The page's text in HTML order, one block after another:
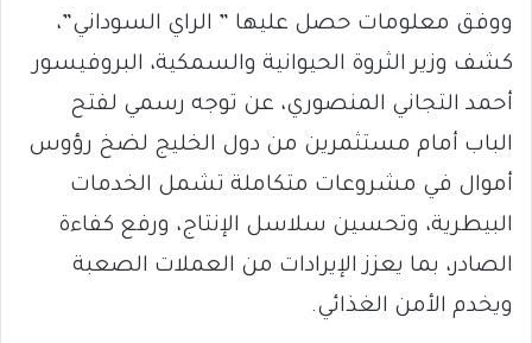
ووفق معلومات حصل عليها ” الراي السوداني”،
كشف وزير الثروة الحيوانية والسمكية، البروفيسور
أحمد التجاني المنصوري، عن توجه رسمي لفتح
الباب أمام مستثمرين من دول الخليج لضخ رؤوس
أموال في مشروعات متكاملة تشمل الخدمات
البيطرية، وتحسين سلاسل الإنتاج، ورفع كفاءة
الصادر، بما يعزز الإيرادات من العملات الصعبة
ويخدم الأمن الغذائي.